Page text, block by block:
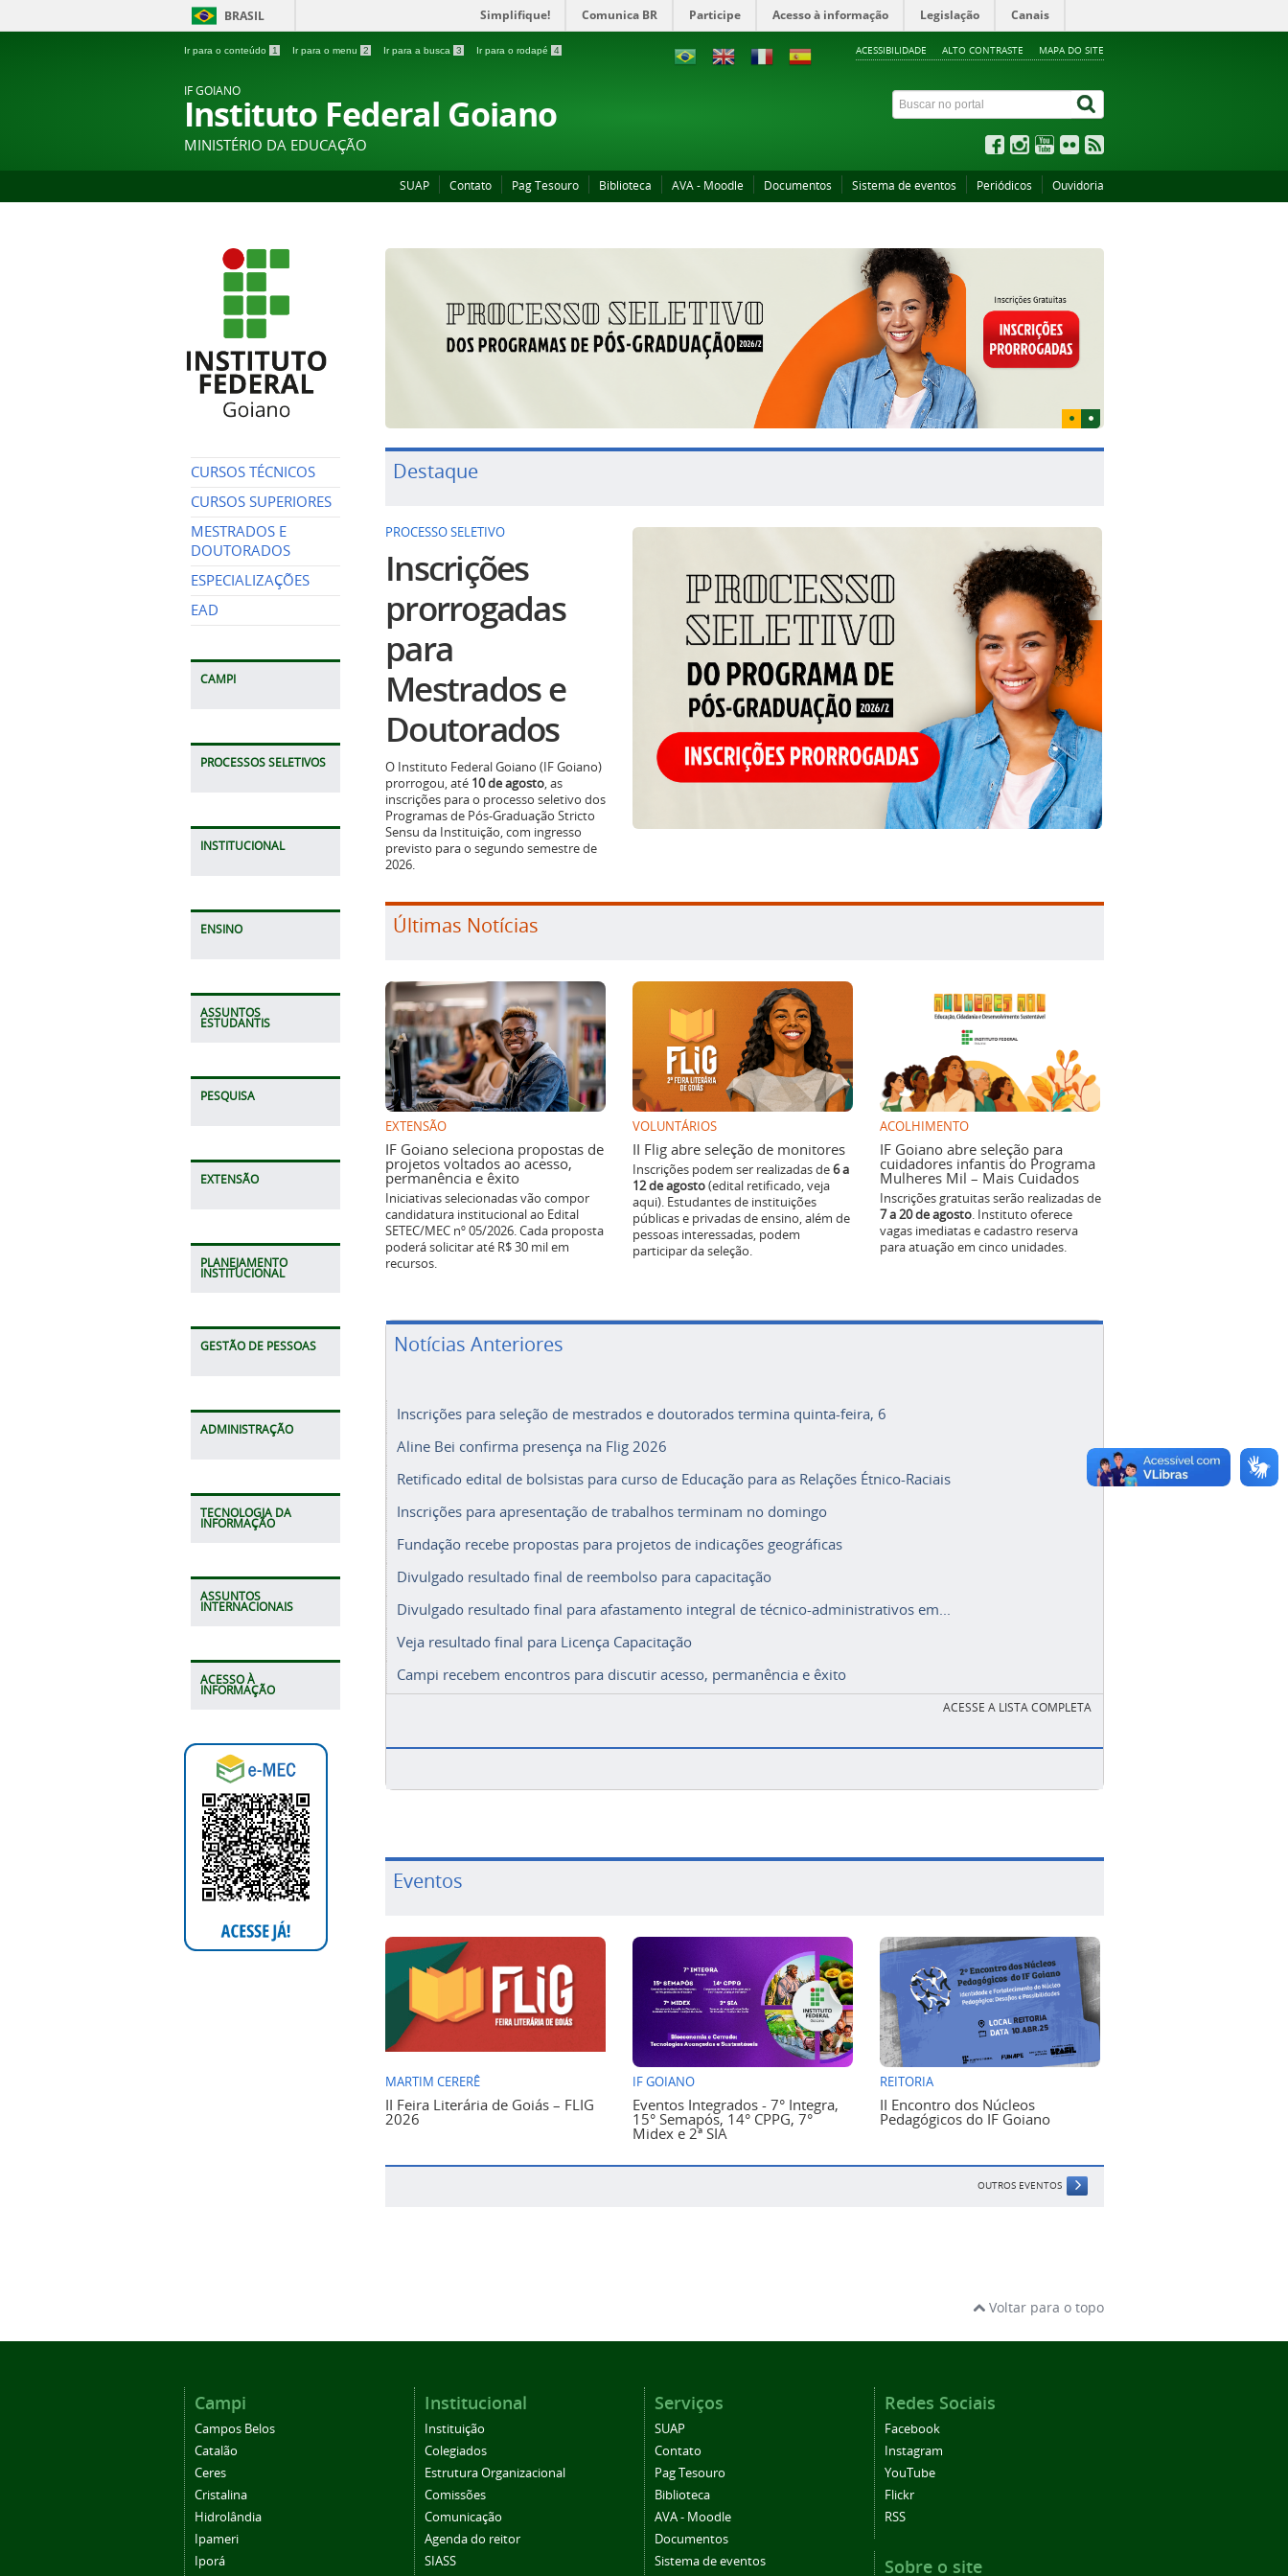
BRASIL Simplifique! Comunica BR Participe Acesso à informação Legislação Canais
Ir para o conteúdo 1 Ir para o menu 2 Ir para a busca 3 Ir para o rodapé 4 ACESSIBILIDADE ALTO CONTRASTE MAPA DO SITE
IF GOIANO
Instituto Federal Goiano
MINISTÉRIO DA EDUCAÇÃO
SUAP Contato Pag Tesouro Biblioteca AVA - Moodle Documentos Sistema de eventos Periódicos Ouvidoria
CURSOS TÉCNICOS
CURSOS SUPERIORES
MESTRADOS E
DOUTORADOS
ESPECIALIZAÇÕES
EAD
CAMPI
PROCESSOS SELETIVOS
INSTITUCIONAL
ENSINO
ASSUNTOS
ESTUDANTIS
PESQUISA
EXTENSÃO
PLANEJAMENTO
INSTITUCIONAL
GESTÃO DE PESSOAS
ADMINISTRAÇÃO
TECNOLOGIA DA
INFORMAÇÃO
ASSUNTOS
INTERNACIONAIS
ACESSO À
INFORMAÇÃO
Destaque
PROCESSO SELETIVO
Inscrições
prorrogadas
para
Mestrados e
Doutorados
O Instituto Federal Goiano (IF Goiano)
prorrogou, até 10 de agosto, as
inscrições para o processo seletivo dos
Programas de Pós-Graduação Stricto
Sensu da Instituição, com ingresso
previsto para o segundo semestre de
2026.
Últimas Notícias
EXTENSÃO
IF Goiano seleciona propostas de
projetos voltados ao acesso,
permanência e êxito
Iniciativas selecionadas vão compor
candidatura institucional ao Edital
SETEC/MEC nº 05/2026. Cada proposta
poderá solicitar até R$ 30 mil em
recursos.
VOLUNTÁRIOS
II Flig abre seleção de monitores
Inscrições podem ser realizadas de6 a
12 de agosto(edital retificado, veja
aqui). Estudantes de instituições
públicas e privadas de ensino, além de
pessoas interessadas, podem
participar da seleção.
ACOLHIMENTO
IF Goiano abre seleção para
cuidadores infantis do Programa
Mulheres Mil – Mais Cuidados
Inscrições gratuitas serão realizadas de
7 a 20 de agosto. Instituto oferece
vagas imediatas e cadastro reserva
para atuação em cinco unidades.
Notícias Anteriores
Inscrições para seleção de mestrados e doutorados termina quinta-feira, 6
Aline Bei confirma presença na Flig 2026
Retificado edital de bolsistas para curso de Educação para as Relações Étnico-Raciais
Inscrições para apresentação de trabalhos terminam no domingo
Fundação recebe propostas para projetos de indicações geográficas
Divulgado resultado final de reembolso para capacitação
Divulgado resultado final para afastamento integral de técnico-administrativos em...
Veja resultado final para Licença Capacitação
Campi recebem encontros para discutir acesso, permanência e êxito
ACESSE A LISTA COMPLETA
Eventos
MARTIM CERERÊ
II Feira Literária de Goiás – FLIG
2026
IF GOIANO
Eventos Integrados - 7° Integra,
15° Semapós, 14° CPPG, 7°
Midex e 2ª SIA
REITORIA
II Encontro dos Núcleos
Pedagógicos do IF Goiano
OUTROS EVENTOS
Voltar para o topo
Campi
Campos Belos
Catalão
Ceres
Cristalina
Hidrolândia
Ipameri
Iporá
Institucional
Instituição
Colegiados
Estrutura Organizacional
Comissões
Comunicação
Agenda do reitor
SIASS
Serviços
SUAP
Contato
Pag Tesouro
Biblioteca
AVA - Moodle
Documentos
Sistema de eventos
Redes Sociais
Facebook
Instagram
YouTube
Flickr
RSS
Sobre o site